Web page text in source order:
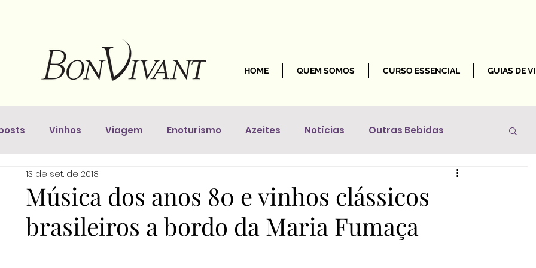
HOME QUEM SOMOS CURSO ESSENCIAL GUIAS DE
Vinhos Viagem Enoturismo Azeites Notícias Outras Bebidas
Dicas Da Sommelière
Música dos anos 80 e vinhos clássicos
brasileiros a bordo da Maria Fumaça
13 de set. de 2018